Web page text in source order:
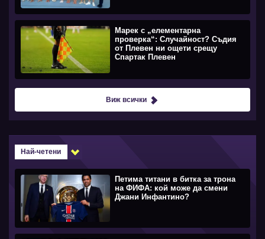
Марек с „елементарна
проверка“: Случайност? Съдия
от Плевен ни ощети срещу
Спартак Плевен
Виж всички
Най-четени
Петима титани в битка за трона
на ФИФА: кой може да смени
Джани Инфантино?